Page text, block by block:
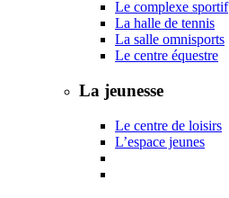
Le complexe sportif
La halle de tennis
La salle omnisports
Le centre équestre
La jeunesse
Le centre de loisirs
L’espace jeunes